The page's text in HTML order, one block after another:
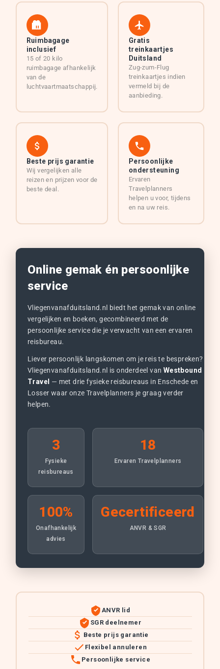
Ruimbagage
inclusief
15 of 20 kilo
ruimbagage afhankelijk
van de
luchtvaartmaatschappij.
Gratis
treinkaartjes
Duitsland
Zug-zum-Flug
treinkaartjes indien
vermeld bij de
aanbieding.
Beste prijs garantie
Wij vergelijken alle
reizen en prijzen voor de
beste deal.
Persoonlijke
ondersteuning
Ervaren
Travelplanners
helpen u voor, tijdens
en na uw reis.
Online gemak én persoonlijke
service
Vliegenvanafduitsland.nl biedt het gemak van online
vergelijken en boeken, gecombineerd met de
persoonlijke service die je verwacht van een ervaren
reisbureau.
Liever persoonlijk langskomen om je reis te bespreken?
Vliegenvanafduitsland.nl is onderdeel van Westbound
Travel — met drie fysieke reisbureaus in Enschede en
Losser waar onze Travelplanners je graag verder
helpen.
3
Fysieke
reisbureaus
18
Ervaren Travelplanners
100%
Onafhankelijk
advies
Gecertificeerd
ANVR & SGR
ANVR lid
SGR deelnemer
Beste prijs garantie
Flexibel annuleren
Persoonlijke service